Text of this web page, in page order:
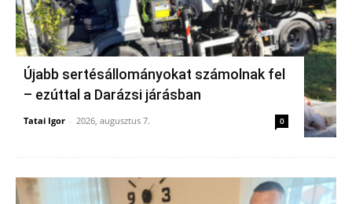
Újabb sertésállományokat számolnak fel
– ezúttal a Darázsi járásban
Tatai Igor - 2026, augusztus 7. 0